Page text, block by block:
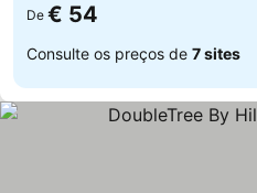
De € 54
Consulte os preços de 7 sites